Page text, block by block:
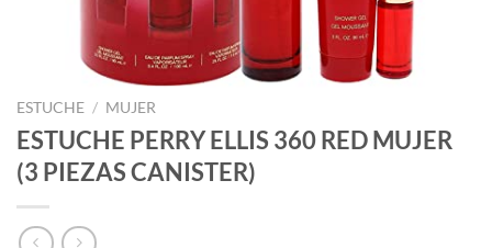
ESTUCHE / MUJER
ESTUCHE PERRY ELLIS 360 RED MUJER
(3 PIEZAS CANISTER)